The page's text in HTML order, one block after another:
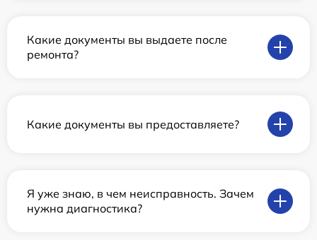
Какие документы вы выдаете после
ремонта?
Какие документы вы предоставляете?
Я уже знаю, в чем неисправность. Зачем
нужна диагностика?